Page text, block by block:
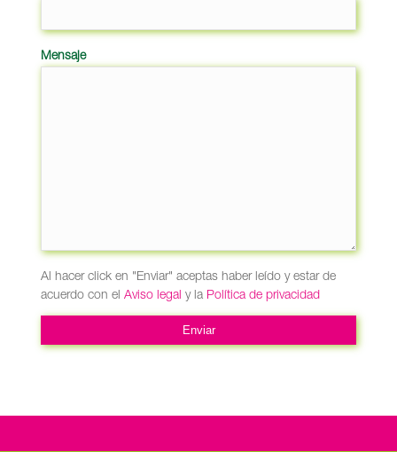
Mensaje
Al hacer click en "Enviar" aceptas haber leído y estar de
acuerdo con el Aviso legal y la Política de privacidad